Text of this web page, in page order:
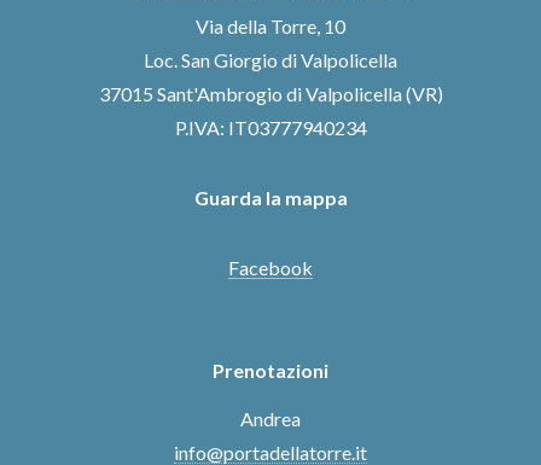
Via della Torre, 10
Loc. San Giorgio di Valpolicella
37015 Sant'Ambrogio di Valpolicella (VR)
P.IVA: IT03777940234
Guarda la mappa
Facebook
Prenotazioni
Andrea
info@portadellatorre.it